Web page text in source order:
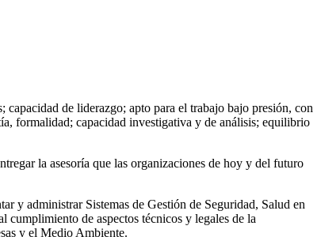
de liderazgo; apto para el trabajo bajo presión, con
formalidad; capacidad investigativa y de análisis; equilibrio
la asesoría que las organizaciones de hoy y del futuro
y administrar Sistemas de Gestión de Seguridad, Salud en
cumplimiento de aspectos técnicos y legales de la
y el Medio Ambiente.